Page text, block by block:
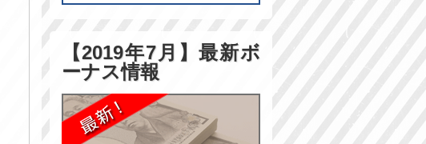
【2019年7月】最新ボ
ーナス情報